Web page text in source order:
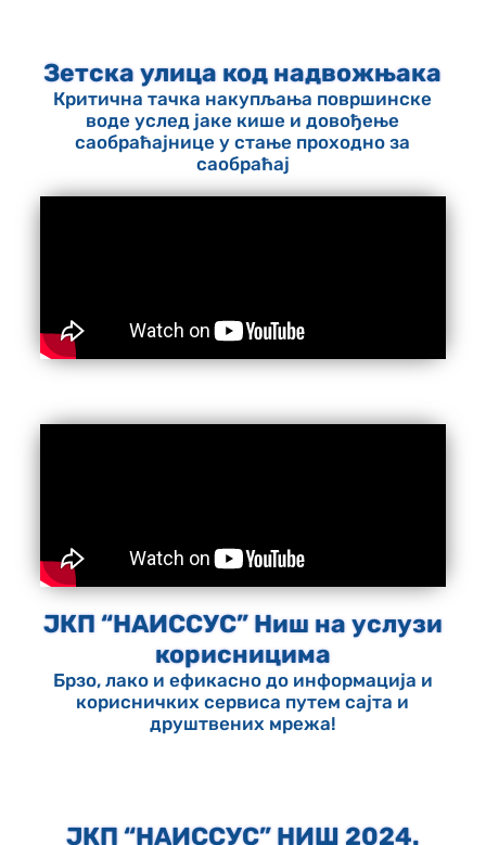
Зетска улица код надвожњака
Критична тачка накупљања површинске
воде услед јаке кише и довођење
саобраћајнице у стање проходно за
саобраћај
ЈКП “НАИССУС” Ниш на услузи
корисницима
Брзо, лако и ефикасно до информација и
корисничких сервиса путем сајта и
друштвених мрежа!
ЈКП “НАИССУС” НИШ 2024.